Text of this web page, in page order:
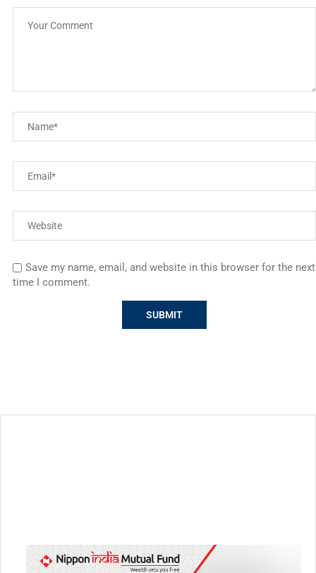
Save my name, email, and website in this browser for the next
time I comment.